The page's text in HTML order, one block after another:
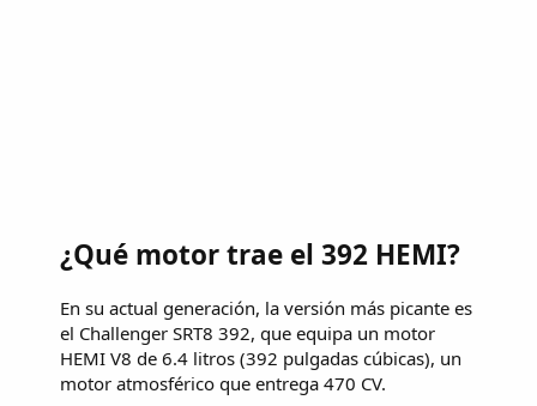
¿Qué motor trae el 392 HEMI?
En su actual generación, la versión más picante es
el Challenger SRT8 392, que equipa un motor
HEMI V8 de 6.4 litros (392 pulgadas cúbicas), un
motor atmosférico que entrega 470 CV.